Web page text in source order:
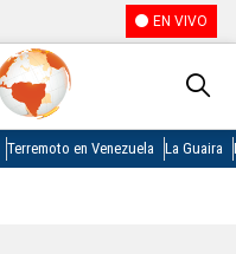
EN VIVO
Terremoto en Venezuela La Guaira